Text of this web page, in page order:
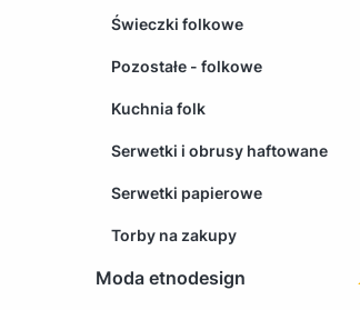
Świeczki folkowe
Pozostałe - folkowe
Kuchnia folk
Serwetki i obrusy haftowane
Serwetki papierowe
Torby na zakupy
Moda etnodesign